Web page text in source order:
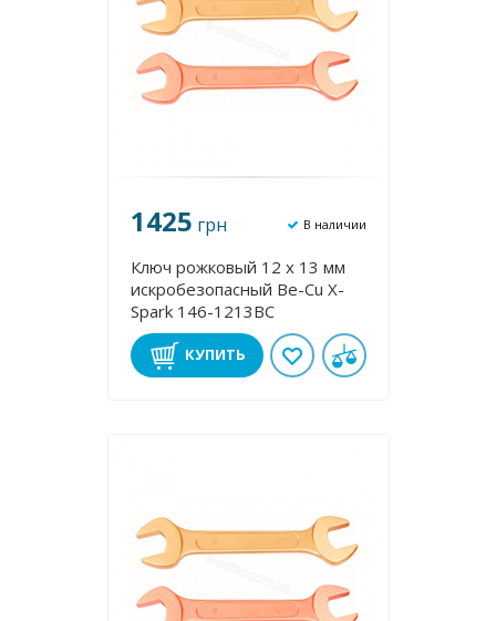
1425 грн В наличии
Ключ рожковый 12 х 13 мм
искробезопасный Be-Cu X-
Spark 146-1213BC
КУПИТЬ